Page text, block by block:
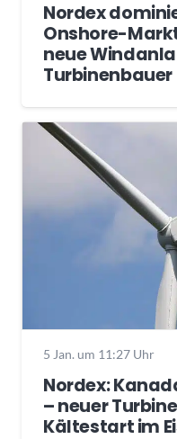
Nordex
Onshore-
neue
Turbinenbauer
5 Jan. um 11:27 Uhr
Nordex:
– neuer
Kältestart im